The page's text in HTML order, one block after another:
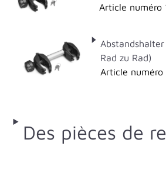
Article numéro
Rad zu Rad)
Article numéro
Des pièces de